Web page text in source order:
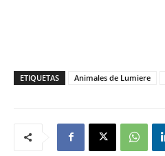
ETIQUETAS Animales de Lumiere